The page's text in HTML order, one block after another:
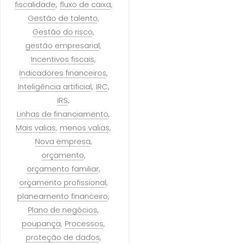
fiscalidade fluxo de caixa
Gestão de talento
Gestão do risco
gestão empresarial
Incentivos fiscais
Indicadores financeiros
Inteligência artificial IRC
IRS
Linhas de financiamento
Mais valias menos valias
Nova empresa
orçamento
orçamento familiar
orçamento profissional
planeamento financeiro
Plano de negócios
poupança Processos
proteção de dados